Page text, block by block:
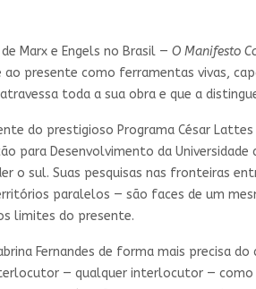
Marx e Engels no Brasil — O Manifesto
ao presente como ferramentas vivas,
toda a sua obra e que a
do prestigioso Programa César
para Desenvolvimento da
o sul. Suas pesquisas nas fronteiras
paralelos — são faces de um
limites do presente.
Fernandes de forma mais precisa
— qualquer interlocutor — como